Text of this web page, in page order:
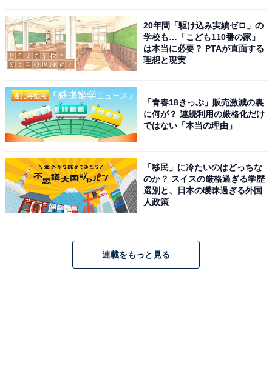
20年間「駆け込み実績ゼロ」の
学校も…「こども110番の家」
は本当に必要？ PTAが直面する
理想と現実
「青春18きっぷ」販売激減の裏
に何が？ 連続利用の厳格化だけ
ではない「本当の理由」
「移民」に冷たいのはどっちな
のか？ スイスの厳格過ぎる学歴
選別と、日本の曖昧過ぎる外国
人政策
連載をもっと見る